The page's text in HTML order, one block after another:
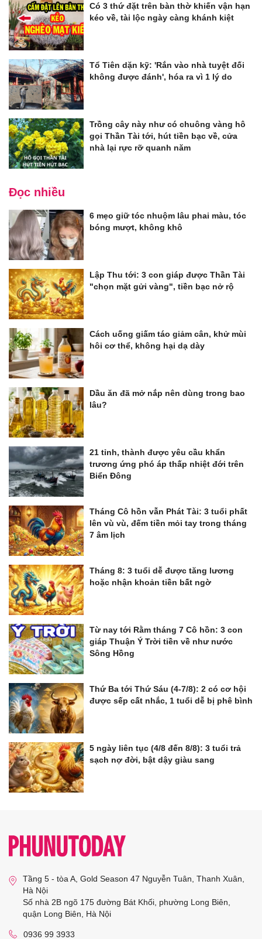
Có 3 thứ đặt trên bàn thờ khiến vận hạn
kéo về, tài lộc ngày càng khánh kiệt
Tổ Tiên dặn kỹ: 'Rắn vào nhà tuyệt đối
không được đánh', hóa ra vì 1 lý do
Trồng cây này như có chuông vàng hô
gọi Thần Tài tới, hút tiền bạc về, cửa
nhà lại rực rỡ quanh năm
Đọc nhiều
6 mẹo giữ tóc nhuộm lâu phai màu, tóc
bóng mượt, không khô
Lập Thu tới: 3 con giáp được Thần Tài
"chọn mặt gửi vàng", tiền bạc nở rộ
Cách uống giấm táo giảm cân, khử mùi
hôi cơ thể, không hại dạ dày
Dầu ăn đã mở nắp nên dùng trong bao
lâu?
21 tỉnh, thành được yêu cầu khẩn
trương ứng phó áp thấp nhiệt đới trên
Biển Đông
Tháng Cô hồn vẫn Phát Tài: 3 tuổi phất
lên vù vù, đếm tiền mỏi tay trong tháng
7 âm lịch
Tháng 8: 3 tuổi dễ được tăng lương
hoặc nhận khoản tiền bất ngờ
Từ nay tới Rằm tháng 7 Cô hồn: 3 con
giáp Thuận Ý Trời tiền về như nước
Sông Hồng
Thứ Ba tới Thứ Sáu (4-7/8): 2 có cơ hội
được sếp cất nhắc, 1 tuổi dễ bị phê bình
5 ngày liên tục (4/8 đến 8/8): 3 tuổi trả
sạch nợ đời, bật dậy giàu sang
Tầng 5 - tòa A, Gold Season 47 Nguyễn Tuân, Thanh Xuân,
Hà Nội
Số nhà 2B ngõ 175 đường Bát Khối, phường Long Biên,
quận Long Biên, Hà Nội
0936 99 3933